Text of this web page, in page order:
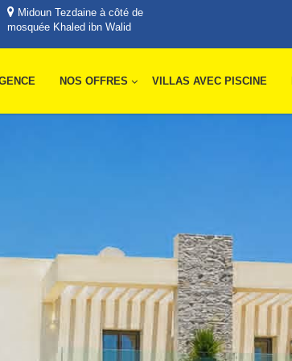
Midoun Tezdaine à côté de
mosquée Khaled ibn Walid
NOS OFFRES VILLAS AVEC PISCINE